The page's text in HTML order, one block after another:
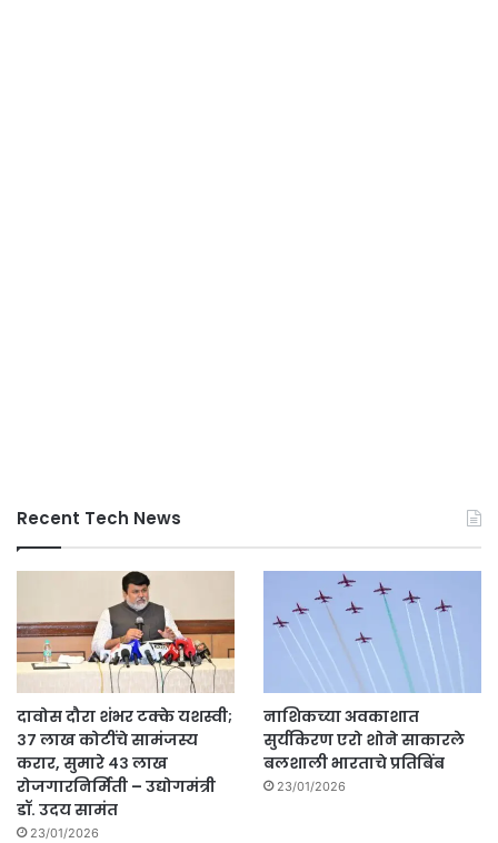
Recent Tech News
दावोस दौरा शंभर टक्के यशस्वी;
३७ लाख कोटींचे सामंजस्य
करार, सुमारे ४३ लाख
रोजगारनिर्मिती – उद्योगमंत्री
डॉ. उदय सामंत
23/01/2026
नाशिकच्या अवकाशात
सुर्यकिरण एरो शोने साकारले
बलशाली भारताचे प्रतिबिंब
23/01/2026